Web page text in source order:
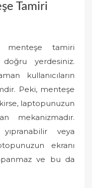
Tamiri
menteşe tamiri
doğru yerdesiniz.
kullanıcıların
Peki, menteşe
laptopunuzun
mekanizmadır.
veya
ekranı
ve bu da